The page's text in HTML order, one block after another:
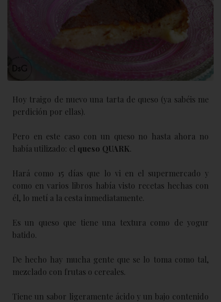
Hoy traigo de nuevo una tarta de queso (ya sabéis me
perdición por ellas).
Pero en este caso con un queso no hasta ahora no
había utilizado: el queso QUARK.
Hará como 15 días que lo vi en el supermercado y
como en varios libros había visto recetas hechas con
él, lo metí a la cesta inmediatamente.
Es un queso que tiene una textura como de yogur
batido.
De hecho hay mucha gente que se lo toma como tal,
mezclado con frutas o cereales.
Tiene un sabor ligeramente ácido y un bajo contenido